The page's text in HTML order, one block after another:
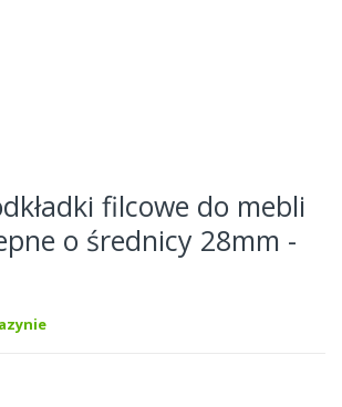
filcowe do mebli
o średnicy 28mm -